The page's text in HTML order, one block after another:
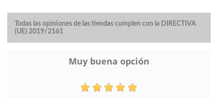
Todas las opiniones de las tiendas cumplen con la DIRECTIVA
(UE) 2019/2161
Muy buena opción